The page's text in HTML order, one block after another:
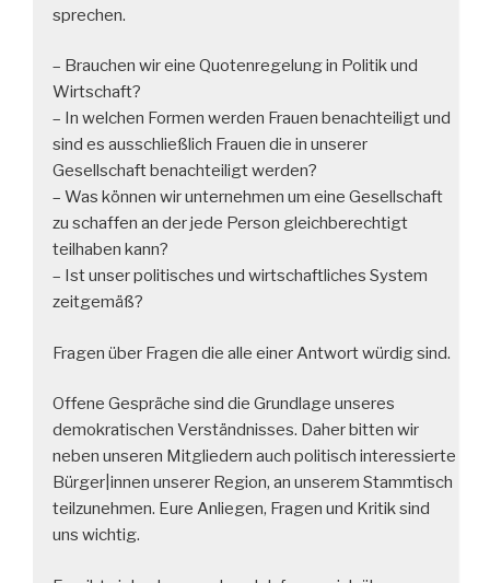
sprechen.
– Brauchen wir eine Quotenregelung in Politik und
Wirtschaft?
– In welchen Formen werden Frauen benachteiligt und
sind es ausschließlich Frauen die in unserer
Gesellschaft benachteiligt werden?
– Was können wir unternehmen um eine Gesellschaft
zu schaffen an der jede Person gleichberechtigt
teilhaben kann?
– Ist unser politisches und wirtschaftliches System
zeitgemäß?
Fragen über Fragen die alle einer Antwort würdig sind.
Offene Gespräche sind die Grundlage unseres
demokratischen Verständnisses. Daher bitten wir
neben unseren Mitgliedern auch politisch interessierte
Bürger|innen unserer Region, an unserem Stammtisch
teilzunehmen. Eure Anliegen, Fragen und Kritik sind
uns wichtig.